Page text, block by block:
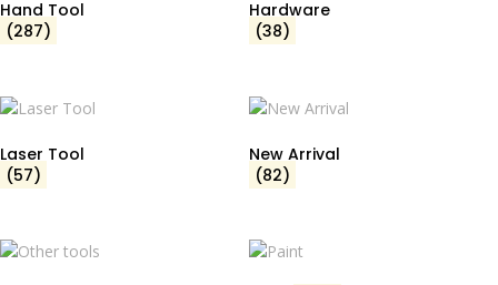
Hand Tool
(287)
Hardware
(38)
Laser Tool
(57)
New Arrival
(82)